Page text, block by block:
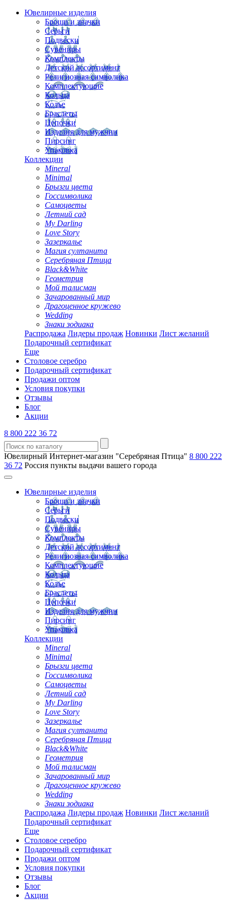
Ювелирные изделия
Броши и значки
Серьги
Подвески
Сувениры
Комплекты
Детский ассортимент
Религиозная символика
Комплектующие
Кольца
Колье
Браслеты
Цепочки
Изделия для мужчин
Пирсинг
Упаковка
Коллекции
Mineral
Minimal
Брызги цвета
Госсимволика
Самоцветы
Летний сад
My Darling
Love Story
Зазеркалье
Магия султанита
Серебряная Птица
Black&White
Геометрия
Мой талисман
Зачарованный мир
Драгоценное кружево
Wedding
Знаки зодиака
Распродажа Лидеры продаж Новинки Лист желаний
Подарочный сертификат
Еще
Столовое серебро
Подарочный сертификат
Продажи оптом
Условия покупки
Отзывы
Блог
Акции
8 800 222 36 72
Ювелирный Интернет-магазин "Серебряная Птица" 8 800 222
36 72 Россия пункты выдачи вашего города
Ювелирные изделия
Броши и значки
Серьги
Подвески
Сувениры
Комплекты
Детский ассортимент
Религиозная символика
Комплектующие
Кольца
Колье
Браслеты
Цепочки
Изделия для мужчин
Пирсинг
Упаковка
Коллекции
Mineral
Minimal
Брызги цвета
Госсимволика
Самоцветы
Летний сад
My Darling
Love Story
Зазеркалье
Магия султанита
Серебряная Птица
Black&White
Геометрия
Мой талисман
Зачарованный мир
Драгоценное кружево
Wedding
Знаки зодиака
Распродажа Лидеры продаж Новинки Лист желаний
Подарочный сертификат
Еще
Столовое серебро
Подарочный сертификат
Продажи оптом
Условия покупки
Отзывы
Блог
Акции